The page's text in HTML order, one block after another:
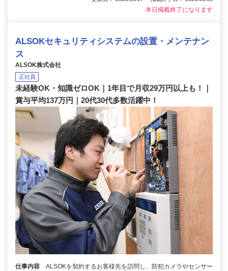
本日掲載終了になります
ALSOKセキュリティシステムの設置・メンテナン
ス
ALSOK株式会社
正社員
未経験OK・知識ゼロOK｜1年目で月収29万円以上も！｜
賞与平均137万円｜20代30代多数活躍中！
仕事内容
ALSOKを契約するお客様先を訪問し、防犯カメラやセンサー